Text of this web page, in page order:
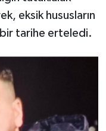
eksik hususların
bir tarihe erteledi.